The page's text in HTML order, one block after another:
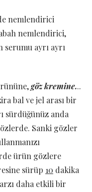
nemlendirici
nemlendirici,
serumu ayrı ayrı
göz kremine...
bal ve jel arası bir
sürdüğünüz anda
Sanki gözler
ürün gözlere
sürüp 10 dakika
daha etkili bir